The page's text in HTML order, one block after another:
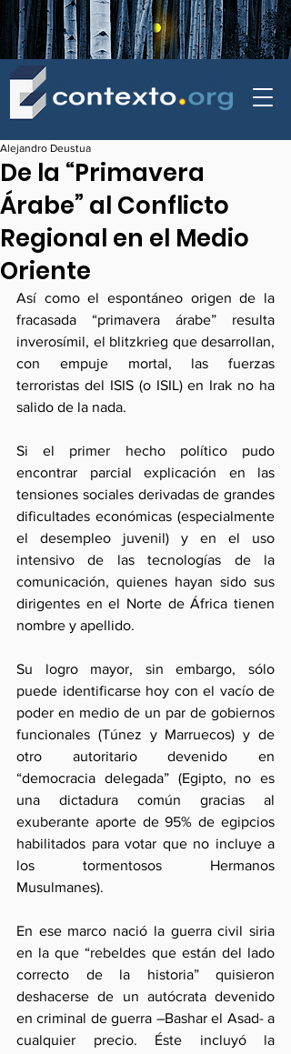
De la “Primavera
Árabe” al Conflicto
Regional en el Medio
Oriente
Alejandro Deustua
Así como el espontáneo origen de la
fracasada “primavera árabe” resulta
inverosímil, el blitzkrieg que desarrollan,
con empuje mortal, las fuerzas
terroristas del ISIS (o ISIL) en Irak no ha
salido de la nada.
Si el primer hecho político pudo
encontrar parcial explicación en las
tensiones sociales derivadas de grandes
dificultades económicas (especialmente
el desempleo juvenil) y en el uso
intensivo de las tecnologías de la
comunicación, quienes hayan sido sus
dirigentes en el Norte de África tienen
nombre y apellido.
Su logro mayor, sin embargo, sólo
puede identificarse hoy con el vacío de
poder en medio de un par de gobiernos
funcionales (Túnez y Marruecos) y de
otro autoritario devenido en
“democracia delegada” (Egipto, no es
una dictadura común gracias al
exuberante aporte de 95% de egipcios
habilitados para votar que no incluye a
los tormentosos Hermanos
Musulmanes).
En ese marco nació la guerra civil siria
en la que “rebeldes que están del lado
correcto de la historia” quisieron
deshacerse de un autócrata devenido
en criminal de guerra –Bashar el Asad- a
cualquier precio. Éste incluyó la